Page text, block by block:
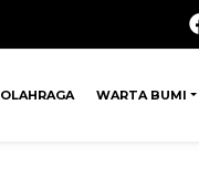
OLAHRAGA WARTA BUMI